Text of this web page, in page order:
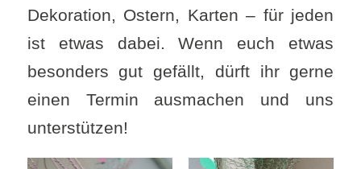
Dekoration, Ostern, Karten – für jeden
ist etwas dabei. Wenn euch etwas
besonders gut gefällt, dürft ihr gerne
einen Termin ausmachen und uns
unterstützen!